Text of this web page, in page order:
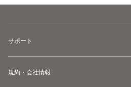
サポート
規約・会社情報